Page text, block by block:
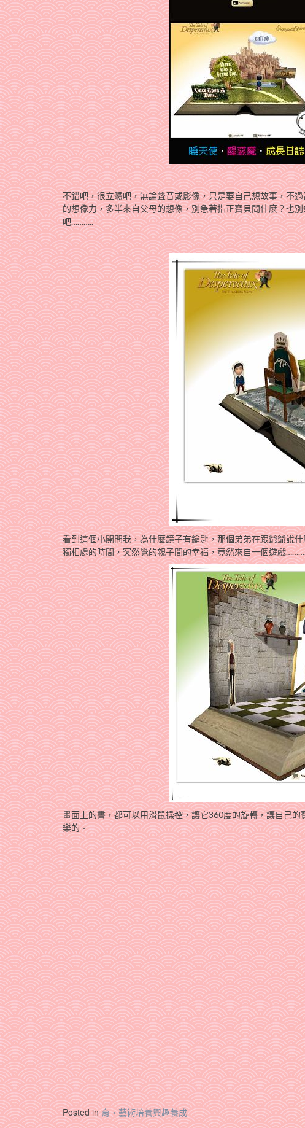
不錯吧，很立體吧，無論聲音或影像，只是要自己想故事，不
的想像力，多半來自父母的想像，別急著指正寶貝問什麼？也
吧………..
看到這個小開問我，為什麼鏡子有鑰匙，那個弟弟在跟爺爺說
獨相處的時間，突然覺的親子間的幸福，竟然來自一個遊戲
畫面上的書，都可以用滑鼠操控，讓它360度的旋轉，讓自己
樂的。
Posted in育‧藝術培養興趣養成